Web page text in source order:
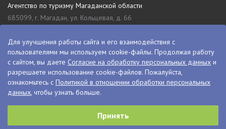
Агентство по туризму Магаданской области
685099, г. Магадан, ул. Кольцевая, д. 66
8 (4132) 61-76-67
Туристский информационный центр Магаданской области
685000, г. Магадан, ул. Пролетарская, д. 11
visitkolyma@mail.ru
+7 (4132) 60-70-11
+7 (4132) 61-73-15
Для улучшения работы сайта и его взаимодействия с
пользователями мы используем cookie-файлы. Продолжая работу
с сайтом, вы даете Согласие на обработку персональных данных и
разрешаете использование cookie-файлов. Пожалуйста,
ознакомьтесь с Политикой в отношении обработки персональных
данных, чтобы узнать больше.
Принять